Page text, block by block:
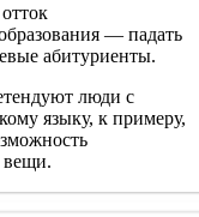
— падать
абитуриенты.
люди с
языку, к примеру,
вещи.